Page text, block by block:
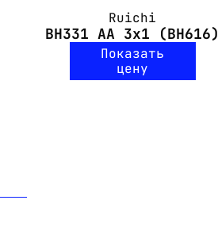
Ruichi
BH331 AA 3x1 (BH616)
Показать
цену